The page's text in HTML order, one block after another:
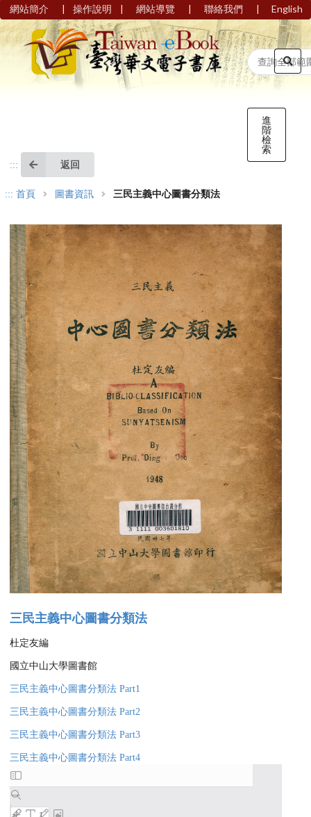
網站簡介 | 操作說明 | 網站導覽 | 聯絡我們 | English
進
階
檢
索
::: 返回
::: 首頁 圖書資訊 三民主義中心圖書分類法
三民主義中心圖書分類法
杜定友編
國立中山大學圖書館
三民主義中心圖書分類法 Part1
三民主義中心圖書分類法 Part2
三民主義中心圖書分類法 Part3
三民主義中心圖書分類法 Part4